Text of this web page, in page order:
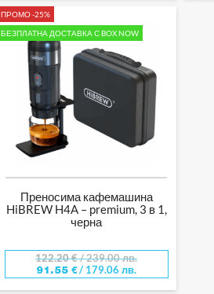
ПРОМО -25%
БЕЗПЛАТНА ДОСТАВКА С BOX NOW
Преносима кафемашина
HiBREW H4A – premium, 3 в 1,
черна
122.20€/ 239.00 лв.
91.55€/ 179.06 лв.